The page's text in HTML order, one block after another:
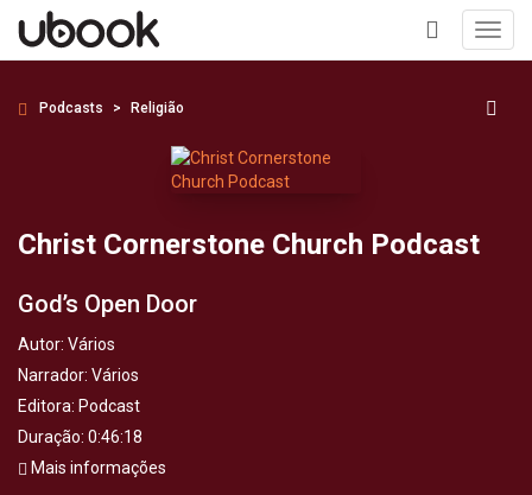
+
Podcasts Religião
Christ Cornerstone Church Podcast
God’s Open Door
Autor: Vários
Narrador: Vários
Editora: Podcast
Duração: 0:46:18
Mais informações